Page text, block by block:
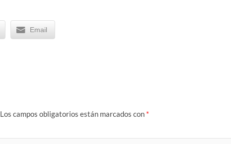
Email
Los campos obligatorios están marcados con *